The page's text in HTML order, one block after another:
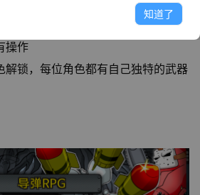
操作
解锁，每位角色都有自己独特的武器
知道了